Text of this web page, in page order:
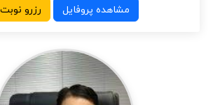
مشاهده پروفایل رزرو نوبت